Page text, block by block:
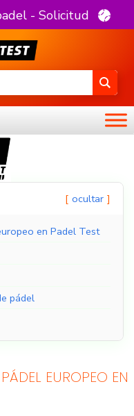
- Solicitud
ocultar
en Padel Test
pádel
EUROPEO EN